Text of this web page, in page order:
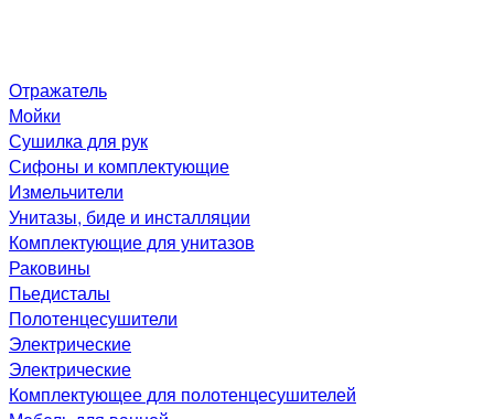
Отражатель
Мойки
Сушилка для рук
Сифоны и комплектующие
Измельчители
Унитазы, биде и инсталляции
Комплектующие для унитазов
Раковины
Пьедисталы
Полотенцесушители
Электрические
Электрические
Комплектующее для полотенцесушителей